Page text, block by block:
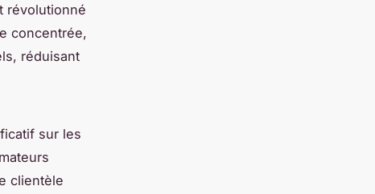
révolutionné
concentrée,
réduisant
sur les
clientèle